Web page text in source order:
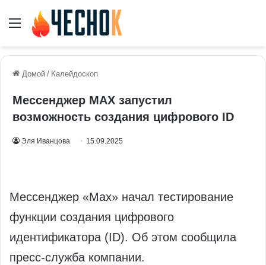
Меню
Домой / Калейдоскоп
Мессенджер MAX запустил
возможность создания цифрового ID
Эля Иванцова 15.09.2025
Мессенджер «Мах» начал тестирование
функции создания цифрового
идентификатора (ID). Об этом сообщила
пресс-служба компании.